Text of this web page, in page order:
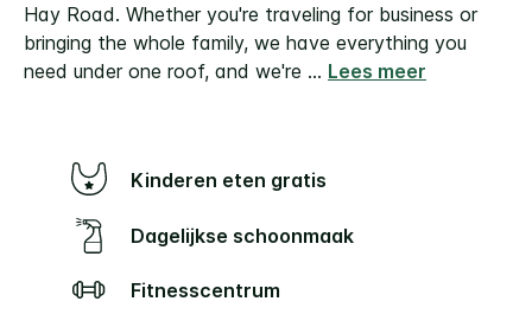
Hay Road. Whether you're traveling for business or
bringing the whole family, we have everything you
need under one roof, and we're ... Lees meer
Kinderen eten gratis
Dagelijkse schoonmaak
Fitnesscentrum